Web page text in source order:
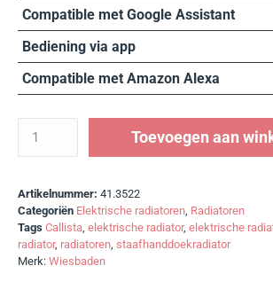
Compatible met Google Assistant
Bediening via app
Compatible met Amazon Alexa
Toevoegen aan
Artikelnummer: 41.3522
Categoriën Elektrische radiatoren, Radiatoren
Tags Callista, elektrische radiator, elektrische
radiator, radiatoren, staafhanddoekradiator
Merk: Wiesbaden